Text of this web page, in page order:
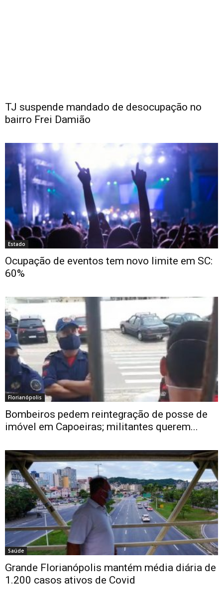
TJ suspende mandado de desocupação no
bairro Frei Damião
Estado
Ocupação de eventos tem novo limite em SC:
60%
Florianópolis
Bombeiros pedem reintegração de posse de
imóvel em Capoeiras; militantes querem...
Saúde
Grande Florianópolis mantém média diária de
1.200 casos ativos de Covid